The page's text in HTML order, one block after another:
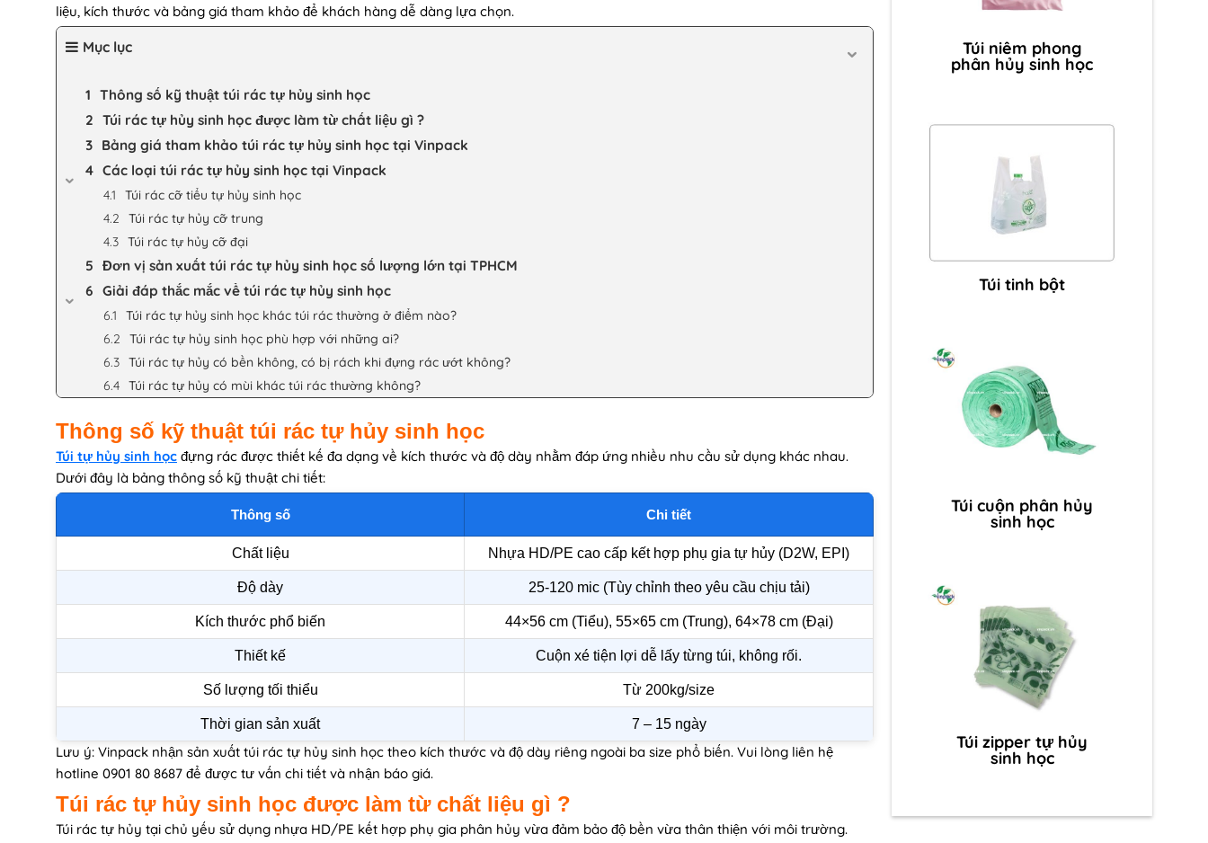
liệu, kích thước và bảng giá tham khảo để khách hàng dễ dàng lựa chọn.
Mục lục
Thông số kỹ thuật túi rác tự hủy sinh học
Túi rác tự hủy sinh học được làm từ chất liệu gì ?
Bảng giá tham khảo túi rác tự hủy sinh học tại Vinpack
Các loại túi rác tự hủy sinh học tại Vinpack
Túi rác cỡ tiểu tự hủy sinh học
Túi rác tự hủy cỡ trung
Túi rác tự hủy cỡ đại
Đơn vị sản xuất túi rác tự hủy sinh học số lượng lớn tại TPHCM
Giải đáp thắc mắc về túi rác tự hủy sinh học
Túi rác tự hủy sinh học khác túi rác thường ở điểm nào?
Túi rác tự hủy sinh học phù hợp với những ai?
Túi rác tự hủy có bền không, có bị rách khi đựng rác ướt không?
Túi rác tự hủy có mùi khác túi rác thường không?
Thông số kỹ thuật túi rác tự hủy sinh học
Túi tự hủy sinh học đựng rác được thiết kế đa dạng về kích thước và độ dày nhằm đáp ứng nhiều nhu cầu sử dụng khác nhau.
Dưới đây là bảng thông số kỹ thuật chi tiết:
Thông số Chi tiết
Chất liệu Nhựa HD/PE cao cấp kết hợp phụ gia tự hủy (D2W, EPI)
Độ dày 25-120 mic (Tùy chỉnh theo yêu cầu chịu tải)
Kích thước phổ biến 44×56 cm (Tiểu), 55×65 cm (Trung), 64×78 cm (Đại)
Thiết kế Cuộn xé tiện lợi dễ lấy từng túi, không rối.
Số lượng tối thiểu Từ 200kg/size
Thời gian sản xuất 7 – 15 ngày
Lưu ý: Vinpack nhận sản xuất túi rác tự hủy sinh học theo kích thước và độ dày riêng ngoài ba size phổ biến. Vui lòng liên hệ
hotline 0901 80 8687 để được tư vấn chi tiết và nhận báo giá.
Túi rác tự hủy sinh học được làm từ chất liệu gì ?
Túi rác tự hủy tại chủ yếu sử dụng nhựa HD/PE kết hợp phụ gia phân hủy vừa đảm bảo độ bền vừa thân thiện với môi trường.
Túi niêm phong
phân hủy sinh học
Túi tinh bột
Túi cuộn phân hủy
sinh học
Túi zipper tự hủy
sinh học